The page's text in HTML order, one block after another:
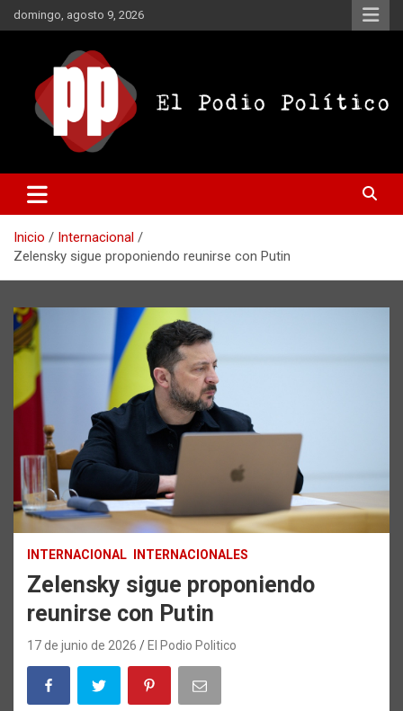
Saltar
al
domingo, agosto 9, 2026
El Podio Político – © Argentina
Inicio
Internacional
Zelensky sigue proponiendo reunirse con Putin
INTERNACIONAL INTERNACIONALES
Zelensky sigue proponiendo
reunirse con Putin
17 de junio de 2026 El Podio Politico